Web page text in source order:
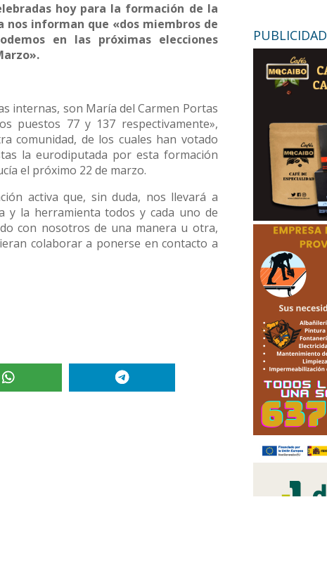
hoy para la formación de la
informan que «dos miembros de
en las próximas elecciones
internas, son María del Carmen Portas
puestos 77 y 137 respectivamente»,
comunidad, de los cuales han votado
la eurodiputada por esta formación
el próximo 22 de marzo.
activa que, sin duda, nos llevará a
y la herramienta todos y cada uno de
con nosotros de una manera u otra,
colaborar a ponerse en contacto a
PUBLICIDAD